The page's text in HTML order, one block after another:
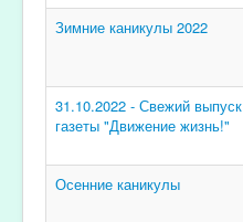
Зимние каникулы 2022
31.10.2022 - Свежий выпуск
газеты "Движение жизнь!"
Осенние каникулы